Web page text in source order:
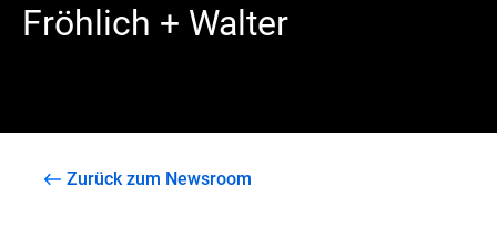
Fröhlich + Walter
Zurück zum Newsroom